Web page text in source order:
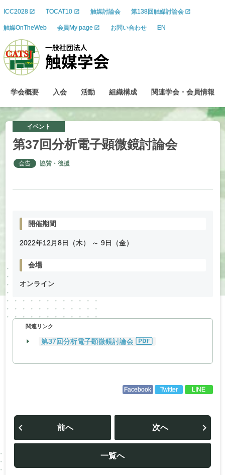
ICC2028 TOCAT10 触媒討論会 第138回触媒討論会
触媒OnTheWeb 会員My page お問い合わせ EN
学会概要 入会 活動 組織構成 関連学会 ・ 会員情報
イベント
第37 回分析電子顕微鏡討論会
会告 協賛・後援
開催期間
2022年12 月8日（木） ～ 9日（金）
会場
オンライン
関連リンク
第37回分析電子顕微鏡討論会
Facebook Twitter LINE
投
ビ
ー
シ
ョ
前へ
一覧へ
次へ